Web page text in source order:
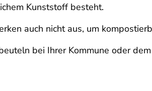
Kunststoff besteht.
auch nicht aus, um
bei Ihrer Kommune oder